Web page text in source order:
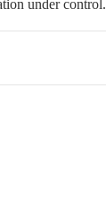
under control.